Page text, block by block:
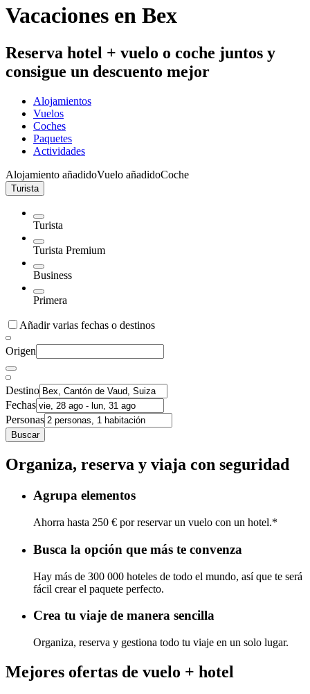
Vacaciones en Bex
Reserva hotel + vuelo o coche juntos y
consigue un descuento mejor
Alojamientos
Vuelos
Coches
Paquetes
Actividades
Alojamiento añadidoVuelo añadidoCoche
Turista
Turista
Turista Premium
Business
Primera
Añadir varias fechas o destinos
Origen
Destino
Fechas
Personas
Buscar
Organiza, reserva y viaja con seguridad
Agrupa elementos
Ahorra hasta 250 € por reservar un vuelo con un hotel.*
Busca la opción que más te convenza
Hay más de 300 000 hoteles de todo el mundo, así que te será
fácil crear el paquete perfecto.
Crea tu viaje de manera sencilla
Organiza, reserva y gestiona todo tu viaje en un solo lugar.
Mejores ofertas de vuelo + hotel